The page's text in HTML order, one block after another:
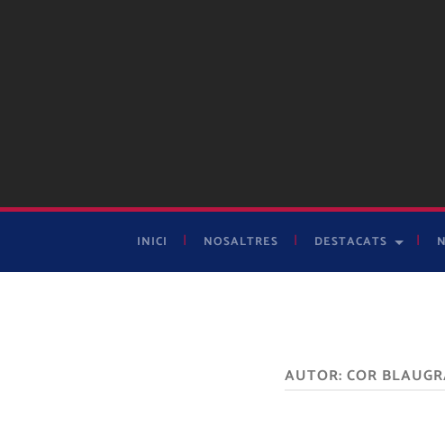
INICI NOSALTRES DESTACATS
AUTOR: COR